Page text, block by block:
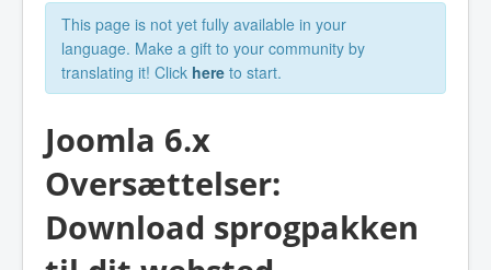
This page is not yet fully available in your
language. Make a gift to your community by
translating it! Click here to start.
Joomla 6.x
Oversættelser:
Download sprogpakken